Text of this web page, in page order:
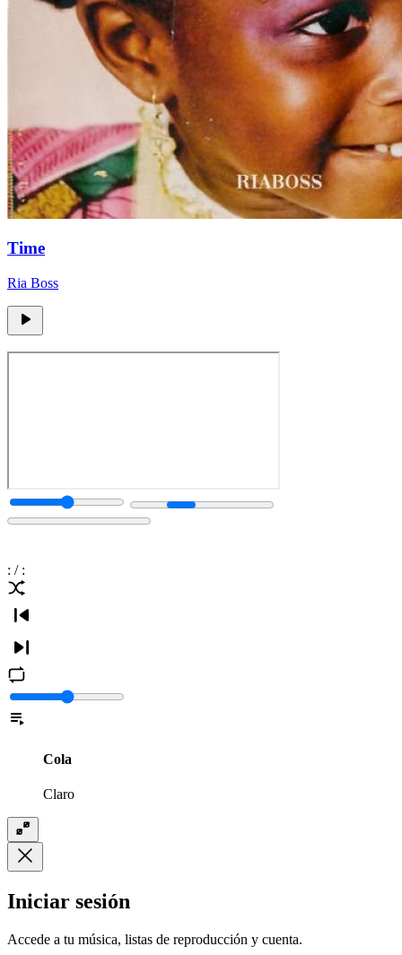
Time
Ria Boss
: / :
Cola
Claro
Iniciar sesión
Accede a tu música, listas de reproducción y cuenta.